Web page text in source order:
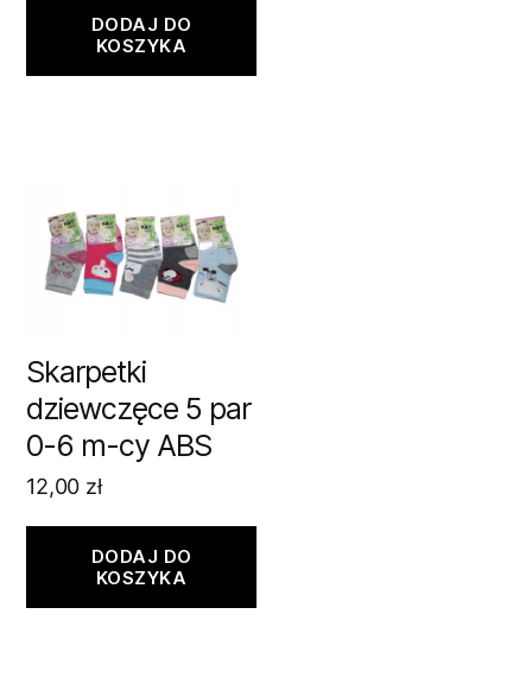
DODAJ DO
KOSZYKA
Skarpetki
dziewczęce 5 par
0-6 m-cy ABS
12,00 zł
DODAJ DO
KOSZYKA